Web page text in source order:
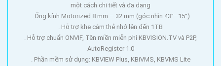
một cách chi tiết và đa dạng
. Ống kính Motorized 8 mm – 32 mm (góc nhìn 43°–15°)
. Hỗ trợ khe cắm thẻ nhớ lên đến 1TB
. Hỗ trợ chuẩn ONVIF, Tên miền miễn phí KBVISION.TV và P2P,
AutoRegister 1.0
. Phần mềm sử dụng: KBVIEW Plus, KBiVMS, KBVMS Lite